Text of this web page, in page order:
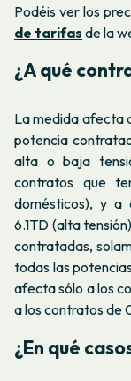
Podéis ver los
de tarifas de la
¿A qué
La medida afecta
potencia
alta o baja
contratos que
domésticos), y a
6.1TD (alta
contratadas,
todas las
afecta sólo a los
a los contratos de
¿En qué